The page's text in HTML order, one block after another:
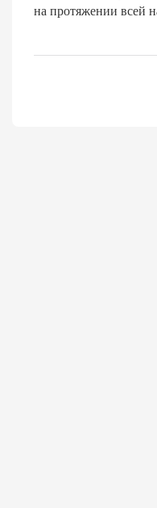
на протяжении всей